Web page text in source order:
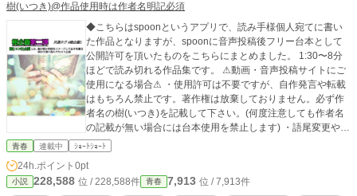
樹(いつき)@作品使用時は作者名明記必須
◆こちらはspoonというアプリで、読み手様個人宛てに書い
た作品となりますが、spoonに音声投稿後フリー台本として
公開許可を頂いたものをこちらにまとめました。 1:30〜8分
ほどで読み切れる作品集です。 ⚠動画・音声投稿サイトにご
使用になる場合⚠ ・使用許可は不要ですが、自作発言や転載
はもちろん禁止です。著作権は放棄しておりません。必ず作
者名の樹(いつき)を記載して下さい。(何度注意しても作者名
の記載が無い場合には台本使用を禁止します) ・語尾変更や方
言などの多少のアレンジはokですが、大幅なアレンジや台本
慮願います。 その他の詳細は【作品を使用する際の注意点】
をご覧下さい。
青春 連載中 ｼｮｰﾄｼｮｰﾄ
24h.ポイント 0pt
小説 228,588 位 / 228,588件 青春 7,913 位 / 7,913件